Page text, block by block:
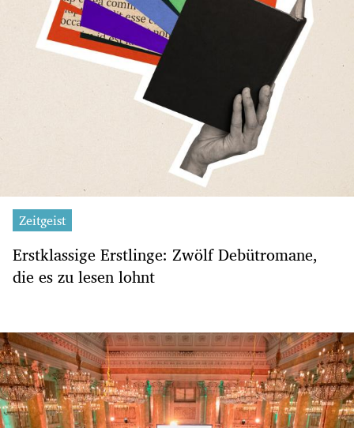
Zeitgeist
Erstklassige Erstlinge: Zwölf Debütromane,
die es zu lesen lohnt